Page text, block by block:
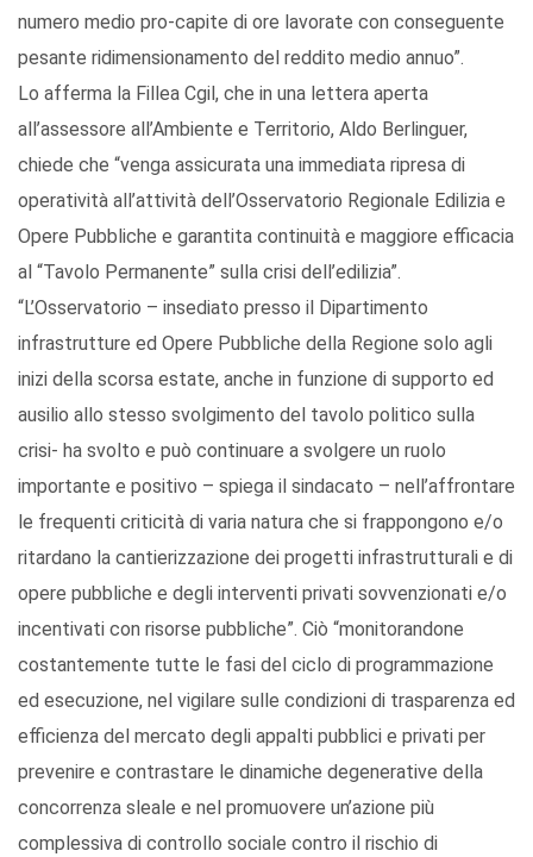
numero medio pro-capite di ore lavorate con conseguente
pesante ridimensionamento del reddito medio annuo”.
Lo afferma la Fillea Cgil, che in una lettera aperta
all’assessore all’Ambiente e Territorio, Aldo Berlinguer,
chiede che “venga assicurata una immediata ripresa di
operatività all’attività dell’Osservatorio Regionale Edilizia e
Opere Pubbliche e garantita continuità e maggiore efficacia
al “Tavolo Permanente” sulla crisi dell’edilizia”.
“L’Osservatorio – insediato presso il Dipartimento
infrastrutture ed Opere Pubbliche della Regione solo agli
inizi della scorsa estate, anche in funzione di supporto ed
ausilio allo stesso svolgimento del tavolo politico sulla
crisi- ha svolto e può continuare a svolgere un ruolo
importante e positivo – spiega il sindacato – nell’affrontare
le frequenti criticità di varia natura che si frappongono e/o
ritardano la cantierizzazione dei progetti infrastrutturali e di
opere pubbliche e degli interventi privati sovvenzionati e/o
incentivati con risorse pubbliche”. Ciò “monitorandone
costantemente tutte le fasi del ciclo di programmazione
ed esecuzione, nel vigilare sulle condizioni di trasparenza ed
efficienza del mercato degli appalti pubblici e privati per
prevenire e contrastare le dinamiche degenerative della
concorrenza sleale e nel promuovere un’azione più
complessiva di controllo sociale contro il rischio di